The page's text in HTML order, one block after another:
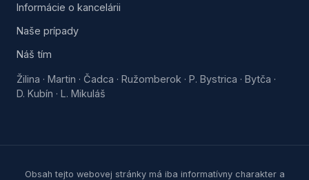
Informácie o kancelárii
Naše prípady
Náš tím
Žilina · Martin · Čadca · Ružomberok · P. Bystrica · Bytča ·
D. Kubín · L. Mikuláš
Obsah tejto webovej stránky má iba informatívny charakter a